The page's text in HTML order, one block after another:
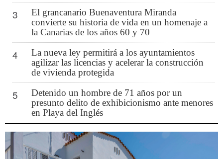
3
El grancanario Buenaventura Miranda
convierte su historia de vida en un homenaje a
la Canarias de los años 60 y 70
4
La nueva ley permitirá a los ayuntamientos
agilizar las licencias y acelerar la construcción
de vivienda protegida
5
Detenido un hombre de 71 años por un
presunto delito de exhibicionismo ante menores
en Playa del Inglés